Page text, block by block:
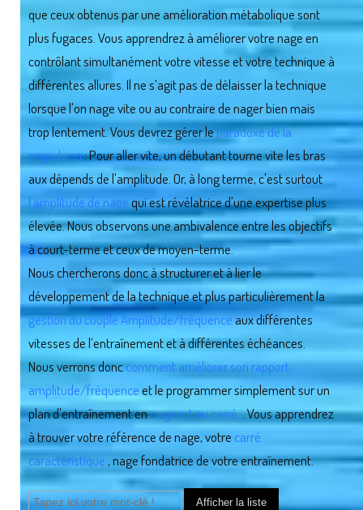
que ceux obtenus par une amélioration métabolique sont
plus fugaces. Vous apprendrez à améliorer votre nage en
contrôlant simultanément votre vitesse et votre technique à
différentes allures. Il ne s’agit pas de délaisser la technique
lorsque l'on nage vite ou au contraire de nager bien mais
trop lentement. Vous devrez gérer leparadoxe de la
propulsion: Pour aller vite, un débutant tourne vite les bras
aux dépends de l'amplitude. Or, à long terme, c'est surtout
l'amplitude de nagequi est révélatrice d'une expertise plus
élevée. Nous observons une ambivalence entre les objectifs
à court-terme et ceux de moyen-terme.
Nous chercherons donc à structurer et à lier le
développement de la technique et plus particulièrement la
gestion du couple Amplitude/fréquenceaux différentes
vitesses de l’entraînement et à différentes échéances.
Nous verrons donccomment améliorer son rapport
amplitude/fréquenceet le programmer simplement sur un
plan d'entraînement ennageant au carré.. Vous apprendrez
à trouver votre référence de nage, votre carré
caractéristique, nage fondatrice de votre entraînement.